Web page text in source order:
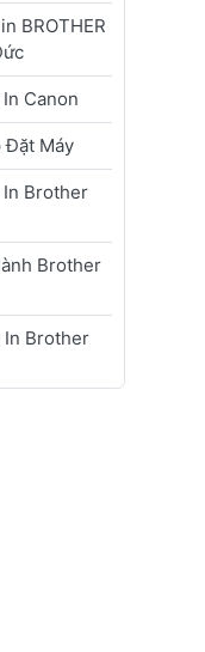
BROTHER
Canon
Đặt Máy
In Brother
Brother
In Brother